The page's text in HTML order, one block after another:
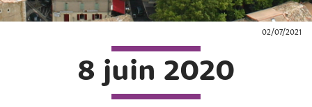
02/07/2021
8 juin 2020